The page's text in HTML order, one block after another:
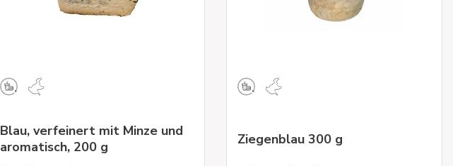
Blau, verfeinert mit Minze und
aromatisch, 200 g
Ziegenblau 300 g